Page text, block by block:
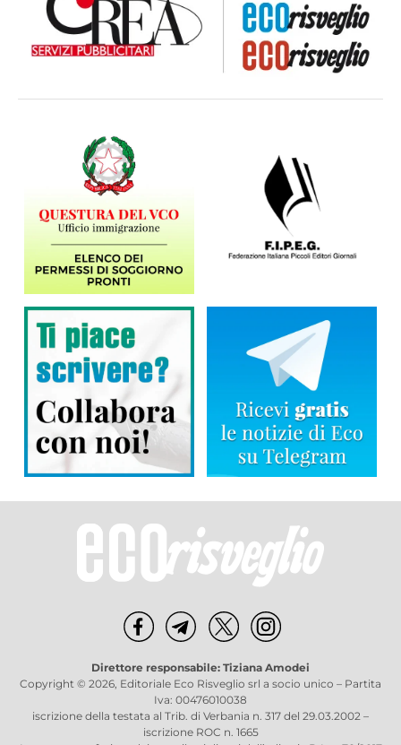
Direttore responsabile: Tiziana Amodei
Copyright © 2026, Editoriale Eco Risveglio srl a socio unico – Partita
Iva: 00476010038
iscrizione della testata al Trib. di Verbania n. 317 del 29.03.2002 –
iscrizione ROC n. 1665